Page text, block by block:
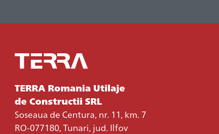
TERRA Romania Utilaje
de Constructii SRL
Soseaua de Centura, nr. 11, km. 7
RO-077180, Tunari, jud. Ilfov